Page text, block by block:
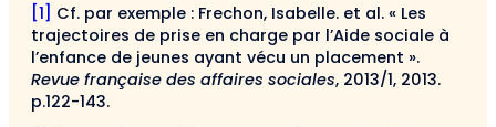
[1] Cf. par exemple : Frechon, Isabelle. et al. « Les
trajectoires de prise en charge par l’Aide sociale à
l’enfance de jeunes ayant vécu un placement ».
Revue française des affaires sociales, 2013/1, 2013.
p.122-143.